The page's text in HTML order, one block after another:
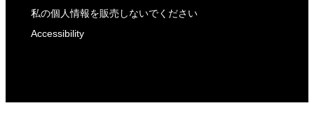
私の個人情報を販売しないでください
Accessibility